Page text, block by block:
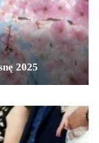
2025